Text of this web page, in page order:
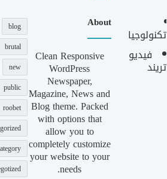
تكنولوجيا
فيديو
تريند
About
Clean Responsive
WordPress
Newspaper,
Magazine, News and
Blog theme. Packed
with options that
allow you to
completely customize
your website to your
needs.
blog
brutal
new
public
roobet